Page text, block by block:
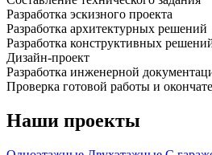
Разработка эскизного проекта
Разработка архитектурных решений
Разработка конструктивных
Дизайн-проект
Разработка инженерной
Проверка готовой работы и
Наши проекты